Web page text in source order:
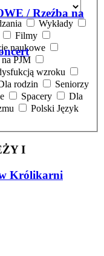
/ Rzeźba na
Królikarni
Wykłady
Filmy
naukowe
na PJM
wzroku
rodzin
Seniorzy
Spacery
I